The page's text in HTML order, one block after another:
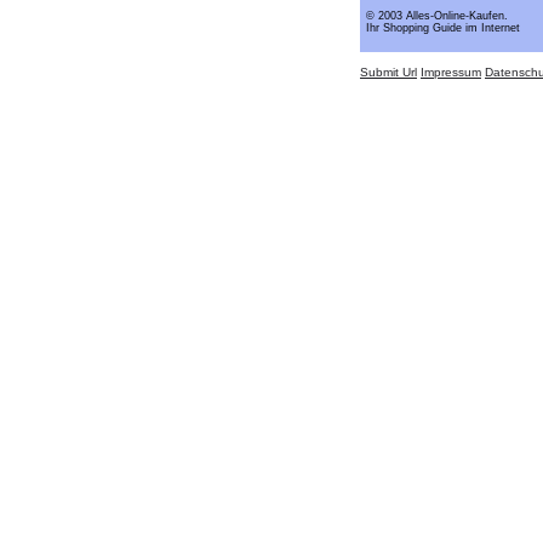
© 2003 Alles-Online-Kaufen.
Ihr Shopping Guide im Internet
Submit Url Impressum